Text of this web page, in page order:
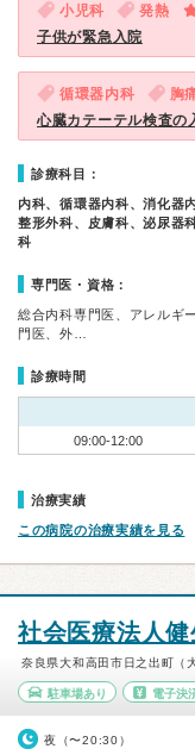
小児科 発熱
子供が緊急入院
循環器内科 胸
心臓カテーテル検査の
診療科目：
内科、循環器内科、消化器
整形外科、皮膚科、泌尿器
科
専門医・資格：
総合内科専門医、アレルギ
門医、外…
診療時間
09:00-12:00
治療実績
この病院の治療実績を見る
社会医療法人
奈良県大和高田市日之出町（
駐車場あり 電子決
夜（〜20:30）